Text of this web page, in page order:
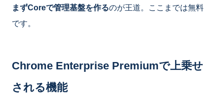
まずCoreで管理基盤を作るのが王道。ここまでは無料
です。
Chrome Enterprise Premiumで上乗せ
される機能